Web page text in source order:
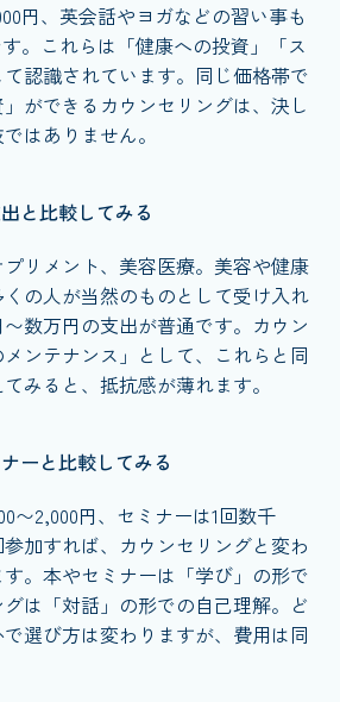
円、英会話やヨガなどの習い事も
。これらは「健康への投資」「ス
認識されています。同じ価格帯で
」ができるカウンセリングは、決し
はありません。
と比較してみる
リメント、美容医療。美容や健康
の人が当然のものとして受け入れ
数万円の支出が普通です。カウン
ンテナンス」として、これらと同
みると、抵抗感が薄れます。
ーと比較してみる
〜2,000円、セミナーは1回数千
加すれば、カウンセリングと変わ
。本やセミナーは「学び」の形で
は「対話」の形での自己理解。ど
選び方は変わりますが、費用は同